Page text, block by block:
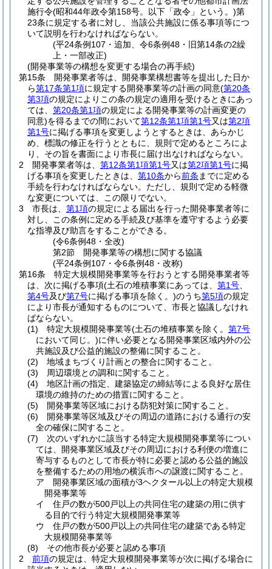
施行令(昭和44年政令第158号。以下「政令」という。)第
23条に規定する者に対し、当該公共施設に係る事項等につ
いて説明を行わなければならない。
(平24条例107・追加、令6条例48・旧第14条の2繰
上・一部改正)
(開発事業等の構想を変更する場合の再手続)
第15条
開発事業者等は、開発事業構想書等を提出した日か
ら第17条第1項に規定する開発事業等の計画の同意(第20条
第3項の規定によりこの条の規定の適用を受けるときにあっ
ては、 第20条第1項の規定による開発事業等の計画変更の
同意)を得るまでの間において第12条第1項第1号又は第2項
第1号に掲げる事項を変更しようとするときは、あらかじ
め、標識の修正を行うとともに、規則で定めるところによ
り、その旨を書面により市長に届け出なければならない。
2
開発事業者等は、 第12条第1項第1号又は第2項第1号に掲
げる事項を変更したときは、 第10条から前条 までに定める
手続を行わなければならない。 ただし、規則で定める軽微
な変更については、この限りでない。
3
市長は、 第1項の規定による届出を行った開発事業者等に
対し、この条例に定める手続及び基準を遵守するよう必要
な指導及び助言をすることができる。
(令6条例48・全改)
第2節
開発事業等の構想に関する協議
(平24条例107・令6条例48・改称)
第16条
特定大規模開発事業等を行おうとする開発事業者等
は、次に掲げる事項(土石の堆積事業にあっては、 第1号
第4号及び第7号に掲げる事項を除く。)のうち第5項の規定
により市長が通知するものについて、市長と協議しなけれ
ばならない。
(1)
特定大規模開発事業等(土石の堆積事業を除く。 第7号
において同じ。)に伴い必要となる開発事業区域内外の公
共施設及び公益的施設の整備に関すること。
(2)
地域まちづくり計画との整合に関すること。
(3)
周辺環境との調和に関すること。
(4)
地区計画の指定、建築協定の締結等による良好な居住
環境の維持のための措置に関すること。
(5)
開発事業等区域における防犯対策に関すること。
(6)
開発事業等区域及びその周辺の道路における通行の安
全の確保に関すること。
(7)
次のいずれかに該当する特定大規模開発事業等につい
ては、開発事業区域及びその周辺における利便の増進に
寄与するものとして市長が特に必要と認める公益的施設
を整備するための用地の横浜市への譲渡に関すること。
ア
開発事業区域の面積が3ヘクタール以上の特定大規模
開発事業等
イ
住戸の数が500戸以上の共同住宅の建築の用に供す
る目的で行う特定大規模開発事業等
ウ
住戸の数が500戸以上の共同住宅の建築である特定
大規模開発事業等
(8)
その他市長が必要と認める事項
2
前項の規定は、特定大規模開発事業等が次に掲げる場合に